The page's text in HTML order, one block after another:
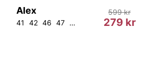
Alex
41 42 46 47 38 40 43 37
279 kr
599 kr